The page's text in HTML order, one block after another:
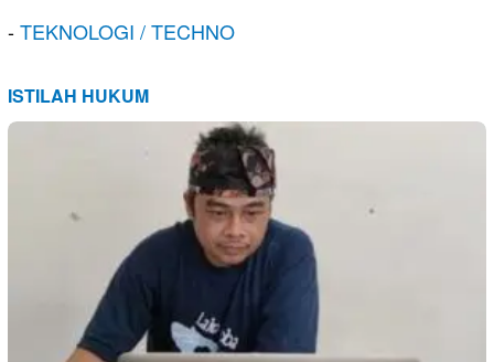
-TEKNOLOGI / TECHNO
ISTILAH HUKUM